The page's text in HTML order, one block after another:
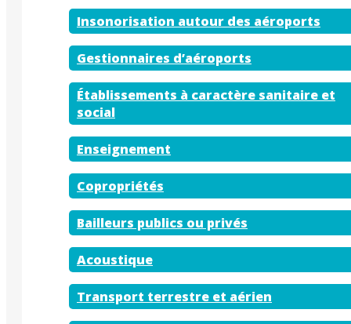
Insonorisation autour des aéroports
Gestionnaires d’aéroports
Établissements à caractère sanitaire et
social
Enseignement
Copropriétés
Bailleurs publics ou privés
Acoustique
Transport terrestre et aérien